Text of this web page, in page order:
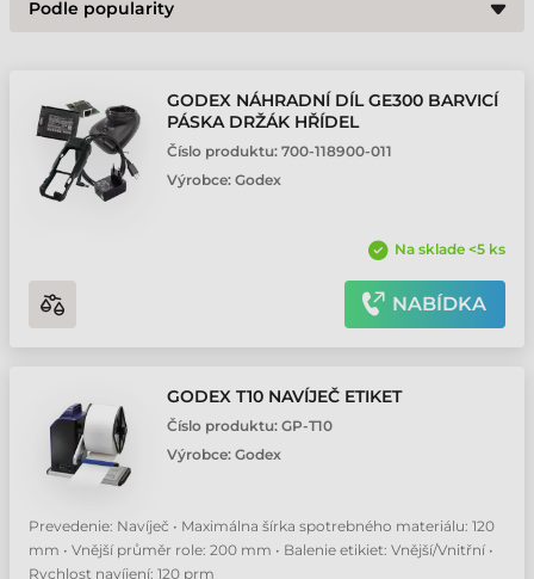
GODEX NÁHRADNÍ DÍL GE300 BARVICÍ
PÁSKA DRŽÁK HŘÍDEL
Číslo produktu: 700-118900-011
Výrobce: Godex
Na sklade <5 ks
NABÍDKA
GODEX T10 NAVÍJEČ ETIKET
Číslo produktu: GP-T10
Výrobce: Godex
Prevedenie: Navíječ • Maximálna šírka spotrebného materiálu: 120
mm • Vnější průměr role: 200 mm • Balenie etikiet: Vnější/Vnitřní •
Rychlost navíjení: 120 prm